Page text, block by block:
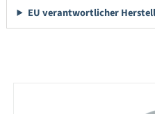
EU verantwortlicher